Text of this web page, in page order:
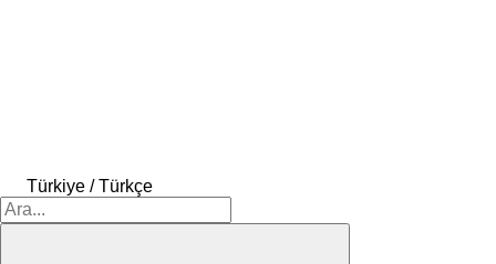
Türkiye / Türkçe